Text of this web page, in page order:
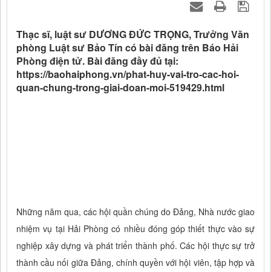
Thạc sĩ, luật sư DƯƠNG ĐỨC TRỌNG, Trưởng Văn
phòng Luật sư Bảo Tín có bài đăng trên Báo Hải
Phòng điện tử. Bài đăng đầy đủ tại:
https://baohaiphong.vn/phat-huy-vai-tro-cac-hoi-
quan-chung-trong-giai-doan-moi-519429.html
Những năm qua, các hội quần chúng do Đảng, Nhà nước giao
nhiệm vụ tại Hải Phòng có nhiều đóng góp thiết thực vào sự
nghiệp xây dựng và phát triển thành phố. Các hội thực sự trở
thành cầu nối giữa Đảng, chính quyền với hội viên, tập hợp và